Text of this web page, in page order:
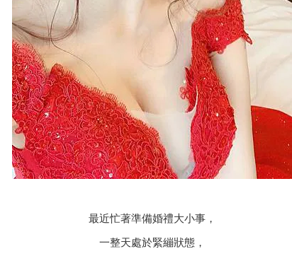
最近忙著準備婚禮大小事，
一整天處於緊繃狀態，